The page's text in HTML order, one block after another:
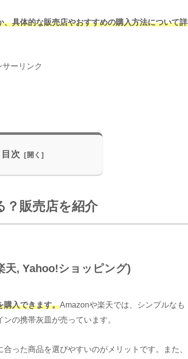
具体的な販売店やおすすめの購入方法について詳
サーリンク
目次
？販売店を紹介
天, Yahoo!ショッピング)
購入できます。Amazonや楽天では、シンプルなも
の携帯灰皿が売っています。
った商品を選びやすいのがメリットです。また、